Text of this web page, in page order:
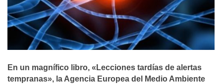
En un magní­fico libro, «Lecciones tardí­as de alertas
tempranas», la Agencia Europea del Medio Ambiente